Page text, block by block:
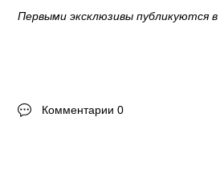
Первыми эксклюзивы публикуются в
Комментарии 0